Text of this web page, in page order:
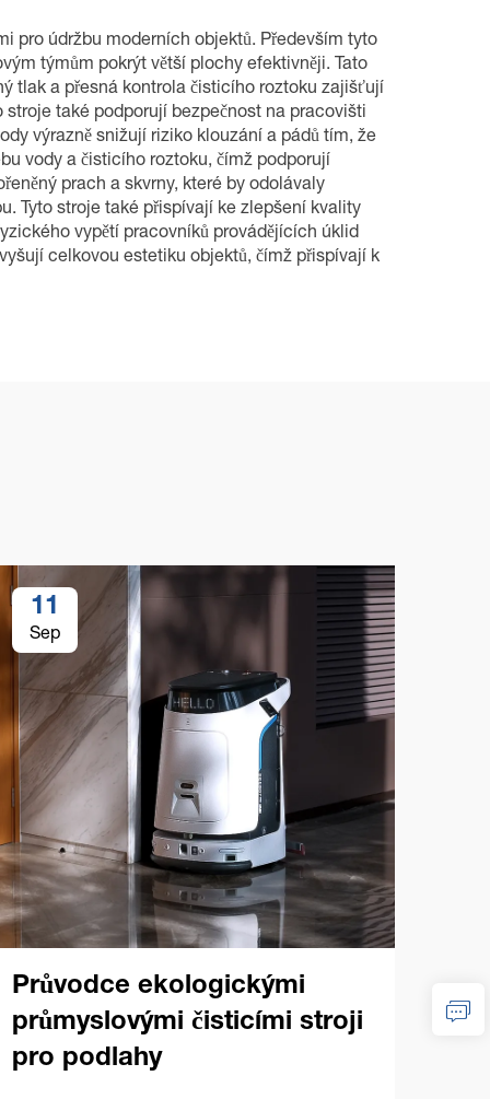
pro údržbu moderních objektů. Především tyto
týmům pokrýt větší plochy efektivněji. Tato
tlak a přesná kontrola čisticího roztoku zajišťují
také podporují bezpečnost na pracovišti
výrazně snižují riziko klouzání a pádů tím, že
vody a čisticího roztoku, čímž podporují
prach a skvrny, které by odolávaly
Tyto stroje také přispívají ke zlepšení kvality
vypětí pracovníků provádějících úklid
celkovou estetiku objektů, čímž přispívají k
11
Sep
Průvodce ekologickými
průmyslovými čisticími stroji
pro podlahy